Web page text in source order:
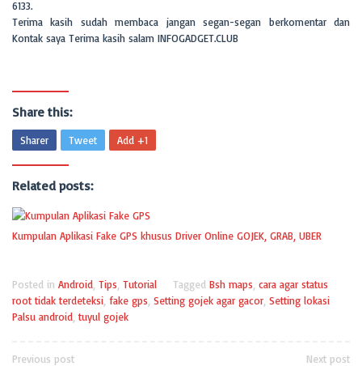
6133.
Terima kasih sudah membaca jangan segan-segan berkomentar dan
Kontak saya Terima kasih salam INFOGADGET.CLUB
Share this:
Sharer Tweet Add +1
Related posts:
Kumpulan Aplikasi Fake GPS khusus Driver Online GOJEK, GRAB, UBER
Posted in Android Tips Tutorial Tagged Bsh maps cara agar status
root tidak terdeteksi fake gps Setting gojek agar gacor Setting lokasi
Palsu android ,tuyul gojek
Previous post
Next post